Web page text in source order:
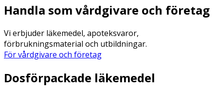
Handla som vårdgivare och företag
Vi erbjuder läkemedel, apoteksvaror,
förbrukningsmaterial och utbildningar.
För vårdgivare och företag
Dosförpackade läkemedel